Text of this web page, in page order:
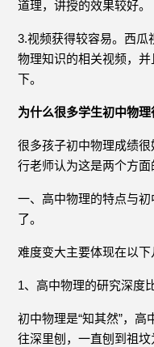
道理，讲授的效果较好。
3.视频获得较容易。西瓜
物理知识的相关视频，
下。
为什么很多学生初中物理
很多孩子初中物理成绩
行老师认为这是两个方面
一、高中物理的特点与
了。
难度变大主要体现在以下
1、高中物理的研究深度
初中物理是“知其然”，高
往深里刨，一直刨到祖坟